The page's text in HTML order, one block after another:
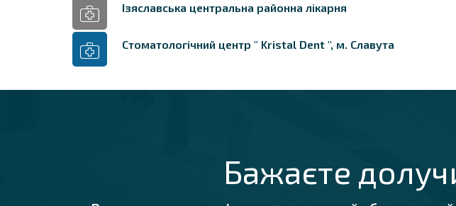
Ізяславська центральна районна лікарня
Стоматологічний центр " Kristal Dent ", м. Славута
Бажаєте